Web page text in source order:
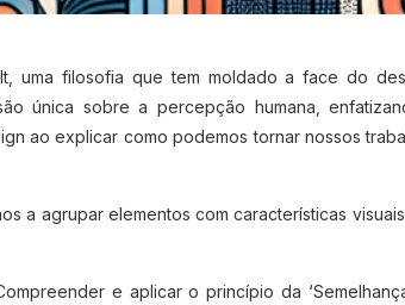
uma filosofia que tem moldado a face do
única sobre a percepção humana,
ao explicar como podemos tornar nossos
a agrupar elementos com características
e aplicar o princípio da